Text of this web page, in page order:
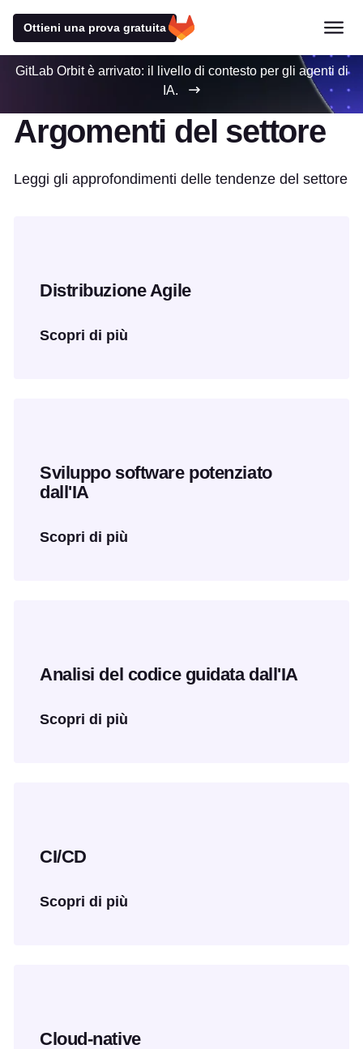
Ottieni una prova gratuita
GitLab Orbit è arrivato: il livello di contesto per gli agenti di
IA.
Argomenti del settore
Leggi gli approfondimenti delle tendenze del settore
Distribuzione Agile
Scopri di più
Sviluppo software potenziato
dall'IA
Scopri di più
Analisi del codice guidata dall'IA
Scopri di più
CI/CD
Scopri di più
Cloud-native